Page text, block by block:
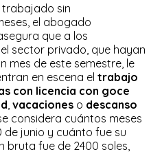
trabajado sin
el abogado
que a los
sector privado, que hayan
mes de este semestre, le
en escena eltrabajo
con licencia con goce
,vacaciones o descanso
considera cuántos meses
junio y cuánto fue su
bruta fue de 2400 soles,